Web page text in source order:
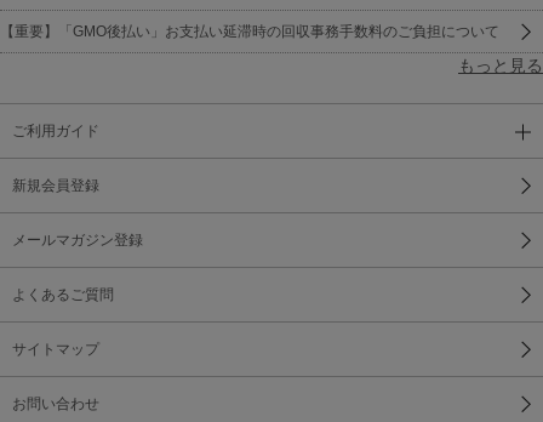
【重要】「GMO後払い」お支払い延滞時の回収事務手数料のご負担について
もっと見る
ご利用ガイド
新規会員登録
メールマガジン登録
よくあるご質問
サイトマップ
お問い合わせ